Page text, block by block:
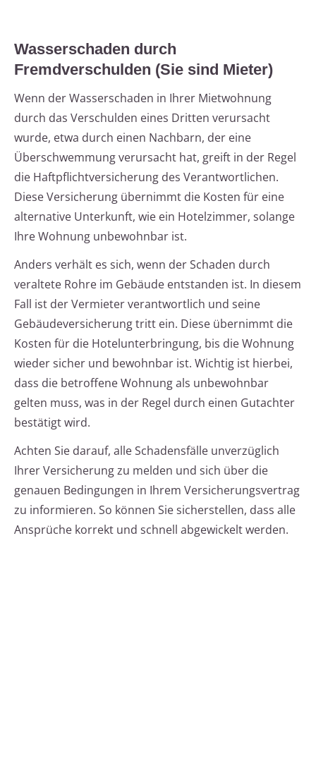
Wasserschaden durch
Fremdverschulden (Sie sind Mieter)
Wenn der Wasserschaden in Ihrer Mietwohnung
durch das Verschulden eines Dritten verursacht
wurde, etwa durch einen Nachbarn, der eine
Überschwemmung verursacht hat, greift in der Regel
die Haftpflichtversicherung des Verantwortlichen.
Diese Versicherung übernimmt die Kosten für eine
alternative Unterkunft, wie ein Hotelzimmer, solange
Ihre Wohnung unbewohnbar ist.
Anders verhält es sich, wenn der Schaden durch
veraltete Rohre im Gebäude entstanden ist. In diesem
Fall ist der Vermieter verantwortlich und seine
Gebäudeversicherung tritt ein. Diese übernimmt die
Kosten für die Hotelunterbringung, bis die Wohnung
wieder sicher und bewohnbar ist. Wichtig ist hierbei,
dass die betroffene Wohnung als unbewohnbar
gelten muss, was in der Regel durch einen Gutachter
bestätigt wird.
Achten Sie darauf, alle Schadensfälle unverzüglich
Ihrer Versicherung zu melden und sich über die
genauen Bedingungen in Ihrem Versicherungsvertrag
zu informieren. So können Sie sicherstellen, dass alle
Ansprüche korrekt und schnell abgewickelt werden.